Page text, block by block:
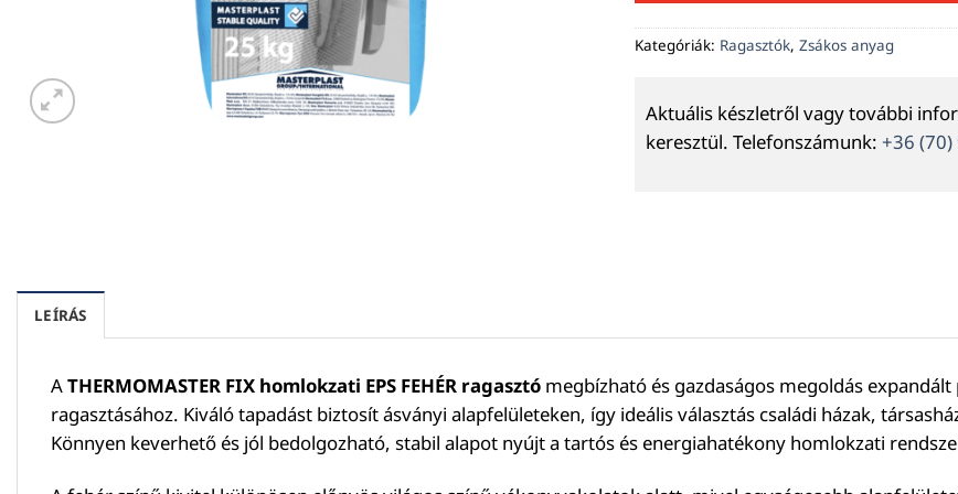
Kategóriák: Ragasztók, Zsákos anyag
Aktuális készletről vagy további
keresztül. Telefonszámunk: +36
LEÍRÁS
ATHERMOMASTER FIX homlokzati EPS FEHÉR ragasztó megbízható és gazdaságos megoldás
ragasztásához. Kiváló tapadást biztosít ásványi alapfelületeken, így ideális választás családi házak,
Könnyen keverhető és jól bedolgozható, stabil alapot nyújt a tartós és energiahatékony homlokzati